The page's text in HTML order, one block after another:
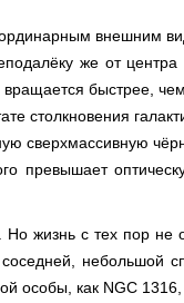
внешним
же от
быстрее,
столкновения
сверхмассивную
превышает
жизнь с тех пор не
небольшой
особы, как NGC